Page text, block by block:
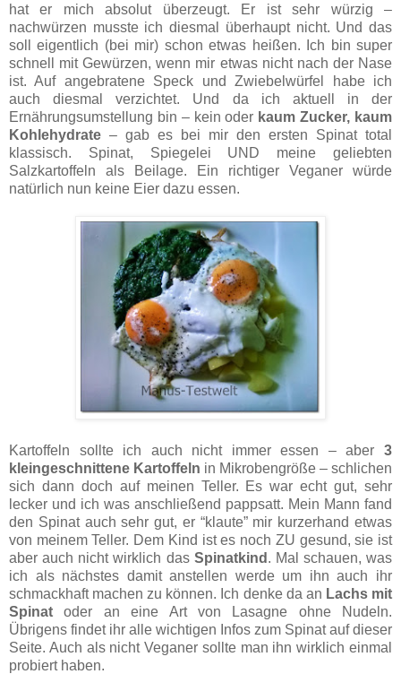
hat er mich absolut überzeugt. Er ist sehr würzig –
nachwürzen musste ich diesmal überhaupt nicht. Und das
soll eigentlich (bei mir) schon etwas heißen. Ich bin super
schnell mit Gewürzen, wenn mir etwas nicht nach der Nase
ist. Auf angebratene Speck und Zwiebelwürfel habe ich
auch diesmal verzichtet. Und da ich aktuell in der
Ernährungsumstellung bin – kein oder kaum Zucker, kaum
Kohlehydrate – gab es bei mir den ersten Spinat total
klassisch. Spinat, Spiegelei UND meine geliebten
Salzkartoffeln als Beilage. Ein richtiger Veganer würde
natürlich nun keine Eier dazu essen.
Kartoffeln sollte ich auch nicht immer essen – aber 3
kleingeschnittene Kartoffeln in Mikrobengröße – schlichen
sich dann doch auf meinen Teller. Es war echt gut, sehr
lecker und ich was anschließend pappsatt. Mein Mann fand
den Spinat auch sehr gut, er “klaute” mir kurzerhand etwas
von meinem Teller. Dem Kind ist es noch ZU gesund, sie ist
aber auch nicht wirklich das Spinatkind . Mal schauen, was
ich als nächstes damit anstellen werde um ihn auch ihr
schmackhaft machen zu können. Ich denke da an Lachs mit
Spinat oder an eine Art von Lasagne ohne Nudeln.
Übrigens findet ihr alle wichtigen Infos zum Spinat auf dieser
Seite. Auch als nicht Veganer sollte man ihn wirklich einmal
probiert haben.